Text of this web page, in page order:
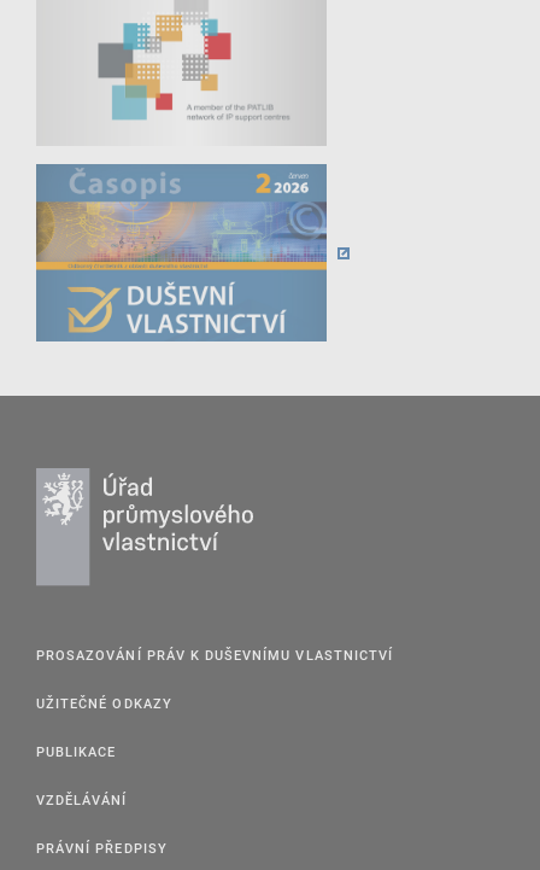
PROSAZOVÁNÍ PRÁV K DUŠEVNÍMU VLASTNICTVÍ
UŽITEČNÉ ODKAZY
PUBLIKACE
VZDĚLÁVÁNÍ
PRÁVNÍ PŘEDPISY